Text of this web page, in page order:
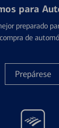
para
preparado
compra de
Prepárese